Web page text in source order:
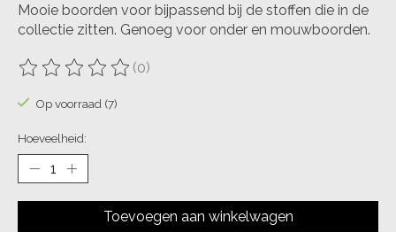
Mooie boorden voor bijpassend bij de stoffen die in de
collectie zitten. Genoeg voor onder en mouwboorden.
De beoordeling van dit product is
(0)
Op voorraad (7)
Hoeveelheid:
Toevoegen aan winkelwagen